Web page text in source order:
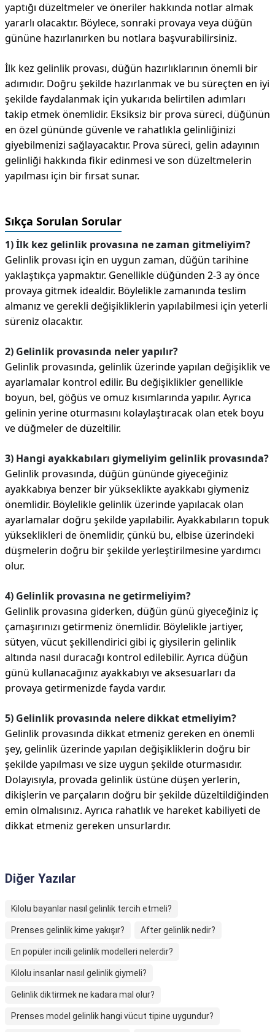
yaptığı düzeltmeler ve öneriler hakkında notlar almak
yararlı olacaktır. Böylece, sonraki provaya veya düğün
gününe hazırlanırken bu notlara başvurabilirsiniz.
İlk kez gelinlik provası, düğün hazırlıklarının önemli bir
adımıdır. Doğru şekilde hazırlanmak ve bu süreçten en iyi
şekilde faydalanmak için yukarıda belirtilen adımları
takip etmek önemlidir. Eksiksiz bir prova süreci, düğünün
en özel gününde güvenle ve rahatlıkla gelinliğinizi
giyebilmenizi sağlayacaktır. Prova süreci, gelin adayının
gelinliği hakkında fikir edinmesi ve son düzeltmelerin
yapılması için bir fırsat sunar.
Sıkça Sorulan Sorular
1) İlk kez gelinlik provasına ne zaman gitmeliyim?
Gelinlik provası için en uygun zaman, düğün tarihine
yaklaştıkça yapmaktır. Genellikle düğünden 2-3 ay önce
provaya gitmek idealdir. Böylelikle zamanında teslim
almanız ve gerekli değişikliklerin yapılabilmesi için yeterli
süreniz olacaktır.
2) Gelinlik provasında neler yapılır?
Gelinlik provasında, gelinlik üzerinde yapılan değişiklik ve
ayarlamalar kontrol edilir. Bu değişiklikler genellikle
boyun, bel, göğüs ve omuz kısımlarında yapılır. Ayrıca
gelinin yerine oturmasını kolaylaştıracak olan etek boyu
ve düğmeler de düzeltilir.
3) Hangi ayakkabıları giymeliyim gelinlik provasında?
Gelinlik provasında, düğün gününde giyeceğiniz
ayakkabıya benzer bir yükseklikte ayakkabı giymeniz
önemlidir. Böylelikle gelinlik üzerinde yapılacak olan
ayarlamalar doğru şekilde yapılabilir. Ayakkabıların topuk
yükseklikleri de önemlidir, çünkü bu, elbise üzerindeki
düşmelerin doğru bir şekilde yerleştirilmesine yardımcı
olur.
4) Gelinlik provasına ne getirmeliyim?
Gelinlik provasına giderken, düğün günü giyeceğiniz iç
çamaşırınızı getirmeniz önemlidir. Böylelikle jartiyer,
sütyen, vücut şekillendirici gibi iç giysilerin gelinlik
altında nasıl duracağı kontrol edilebilir. Ayrıca düğün
günü kullanacağınız ayakkabıyı ve aksesuarları da
provaya getirmenizde fayda vardır.
5) Gelinlik provasında nelere dikkat etmeliyim?
Gelinlik provasında dikkat etmeniz gereken en önemli
şey, gelinlik üzerinde yapılan değişikliklerin doğru bir
şekilde yapılması ve size uygun şekilde oturmasıdır.
Dolayısıyla, provada gelinlik üstüne düşen yerlerin,
dikişlerin ve parçaların doğru bir şekilde düzeltildiğinden
emin olmalısınız. Ayrıca rahatlık ve hareket kabiliyeti de
dikkat etmeniz gereken unsurlardır.
Diğer Yazılar
Kilolu bayanlar nasıl gelinlik tercih etmeli?
Prenses gelinlik kime yakışır? After gelinlik nedir?
En popüler incili gelinlik modelleri nelerdir?
Kilolu insanlar nasıl gelinlik giymeli?
Gelinlik diktirmek ne kadara mal olur?
Prenses model gelinlik hangi vücut tipine uygundur?